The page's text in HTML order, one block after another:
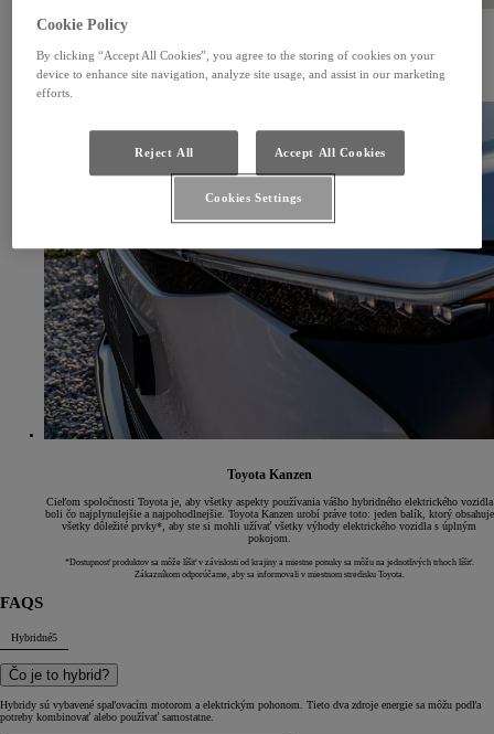
Aplikácia MyToyota pre smartfóny vám pomôže vyťažiť z vašej hybridnej elektrickej Toyoty
maximum - od kontroly stavu vozidla až po predvoľbu teploty v kabíne.
Toyota Kanzen
Cieľom spoločnosti Toyota je, aby všetky aspekty používania vášho hybridného elektrického vozidla
boli čo najplynulejšie a najpohodlnejšie. Toyota Kanzen urobí práve toto: jeden balík, ktorý obsahuje
všetky dôležité prvky*, aby ste si mohli užívať všetky výhody elektrického vozidla s úplným
pokojom.
*Dostupnosť produktov sa môže líšiť v závislosti od krajiny a miestne ponuky sa môžu na jednotlivých trhoch líšiť.
Zákazníkom odporúčame, aby sa informovali v miestnom stredisku Toyota.
FAQS
Hybridné5
Čo je to hybrid?
Hybridy sú vybavené spaľovacím motorom a elektrickým pohonom. Tieto dva zdroje energie sa môžu podľa
potreby kombinovať alebo používať samostatne.
Cookie Policy
By clicking “Accept All Cookies”, you agree to the storing of cookies on your
device to enhance site navigation, analyze site usage, and assist in our marketing
efforts.
Reject All Accept All Cookies
Cookies Settings